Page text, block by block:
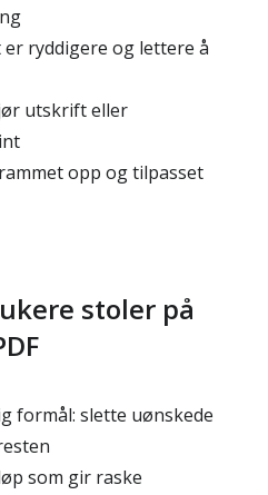
ryddigere og lettere å
utskrift eller
opp og tilpasset
stoler på
formål: slette uønskede
som gir raske